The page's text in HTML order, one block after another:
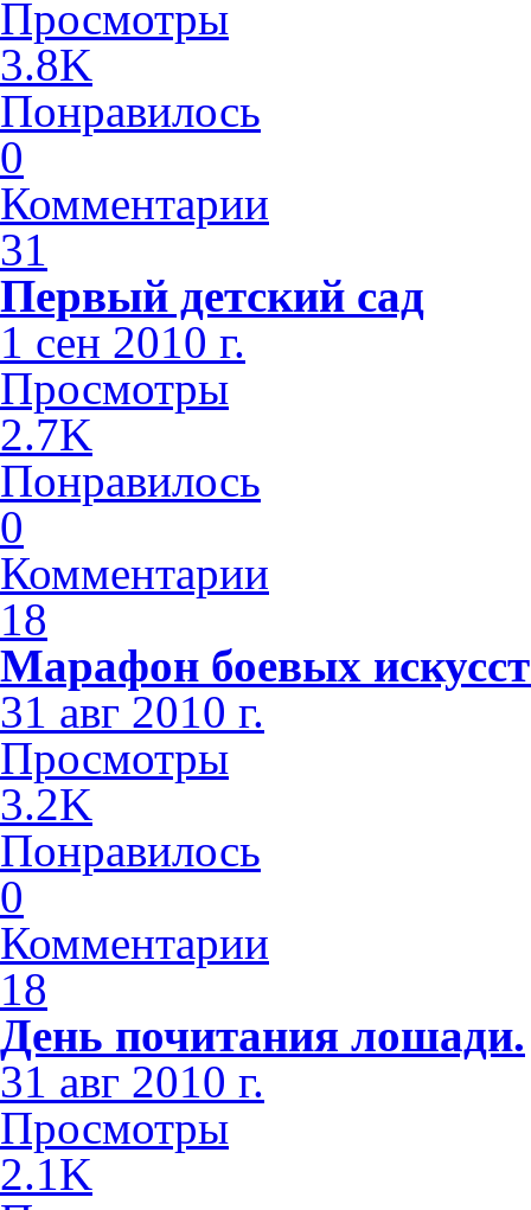
Просмотры
3.8K
Понравилось
0
Комментарии
31
Первый детский сад
1 сен 2010 г.
Просмотры
2.7K
Понравилось
0
Комментарии
18
Марафон боевых
31 авг 2010 г.
Просмотры
3.2K
Понравилось
0
Комментарии
18
День почитания лошади.
31 авг 2010 г.
Просмотры
2.1K